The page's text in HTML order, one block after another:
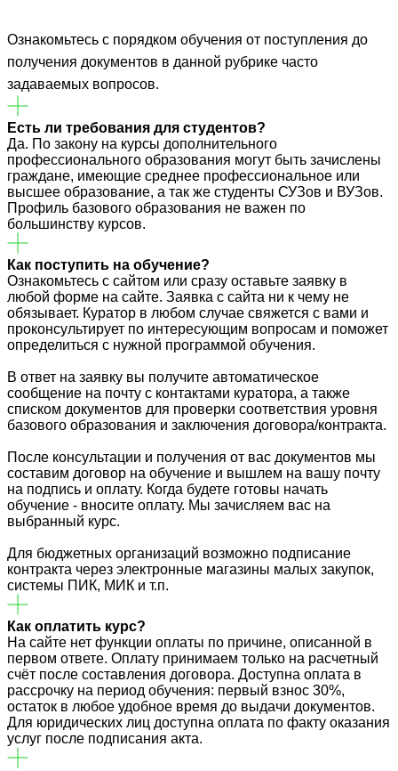
Ознакомьтесь с порядком обучения от поступления до
получения документов в данной рубрике часто
задаваемых вопросов.
Есть ли требования для студентов?
Да. По закону на курсы дополнительного
профессионального образования могут быть зачислены
граждане, имеющие среднее профессиональное или
высшее образование, а так же студенты СУЗов и ВУЗов.
Профиль базового образования не важен по
большинству курсов.
Как поступить на обучение?
Ознакомьтесь с сайтом или сразу оставьте заявку в
любой форме на сайте. Заявка с сайта ни к чему не
обязывает. Куратор в любом случае свяжется с вами и
проконсультирует по интересующим вопросам и поможет
определиться с нужной программой обучения.
В ответ на заявку вы получите автоматическое
сообщение на почту с контактами куратора, а также
списком документов для проверки соответствия уровня
базового образования и заключения договора/контракта.
После консультации и получения от вас документов мы
составим договор на обучение и вышлем на вашу почту
на подпись и оплату. Когда будете готовы начать
обучение - вносите оплату. Мы зачисляем вас на
выбранный курс.
Для бюджетных организаций возможно подписание
контракта через электронные магазины малых закупок,
системы ПИК, МИК и т.п.
Как оплатить курс?
На сайте нет функции оплаты по причине, описанной в
первом ответе. Оплату принимаем только на расчетный
счёт после составления договора. Доступна оплата в
рассрочку на период обучения: первый взнос 30%,
остаток в любое удобное время до выдачи документов.
Для юридических лиц доступна оплата по факту оказания
услуг после подписания акта.